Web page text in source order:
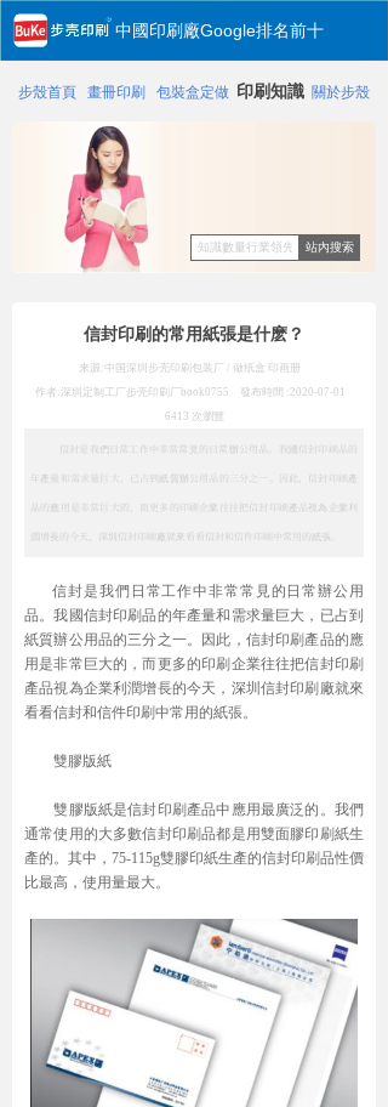
中國印刷廠Google排名前十
站內搜索
信封印刷的常用紙張是什麽？
来源:中国深圳步壳印刷包装厂 / 做纸盒 印画册
作者:深圳定制工厂步壳印刷厂 book0755 發布時間 :2020-07-01
6413 次瀏覽
信封是我們日常工作中非常常見的日常辦公用品。我國信封印刷品的
年產量和需求量巨大，已占到紙質辦公用品的三分之一。因此，信封印刷產
品的應用是非常巨大的，而更多的印刷企業往往把信封印刷產品視為企業利
潤增長的今天，深圳信封印刷廠就來看看信封和信件印刷中常用的紙張。
信封是我們日常工作中非常常見的日常辦公用
品。我國信封印刷品的年產量和需求量巨大，已占到
紙質辦公用品的三分之一。因此，信封印刷產品的應
用是非常巨大的，而更多的印刷企業往往把信封印刷
產品視為企業利潤增長的今天，深圳信封印刷廠就來
看看信封和信件印刷中常用的紙張。
雙膠版紙
雙膠版紙是信封印刷產品中應用最廣泛的。我們
通常使用的大多數信封印刷品都是用雙面膠印刷紙生
產的。其中，75-115g雙膠印紙生產的信封印刷品性價
比最高，使用量最大。
步殼首頁 畫冊印刷 包裝盒定做 印刷知識 關於步殼